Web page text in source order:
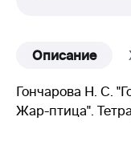
Описание
Гончарова Н. С.
Жар-птица".